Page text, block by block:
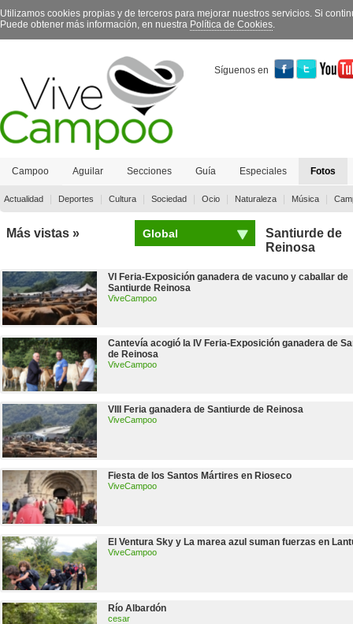
Utilizamos cookies propias y de terceros para mejorar nuestros servicios. Si
Puede obtener más información, en nuestra Política de Cookies.
Síguenos en
Campoo Aguilar Secciones Guía Especiales Fotos
Actualidad Deportes Cultura Sociedad Ocio Naturaleza Música
Contacto
Más vistas » Global
Santiurde de
Reinosa
VI Feria-Exposición ganadera de vacuno y caballar de
Santiurde Reinosa
ViveCampoo
Cantevía acogió la IV Feria-Exposición ganadera de
de Reinosa
ViveCampoo
VIII Feria ganadera de Santiurde de Reinosa
ViveCampoo
Fiesta de los Santos Mártires en Rioseco
ViveCampoo
El Ventura Sky y La marea azul suman fuerzas en
ViveCampoo
Río Albardón
cesar